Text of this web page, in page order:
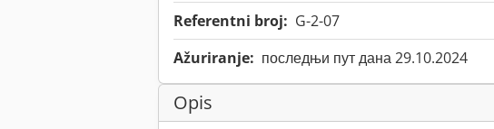
Referentni broj: G-2-07
Ažuriranje: последњи пут дана 29.10.2024
Opis